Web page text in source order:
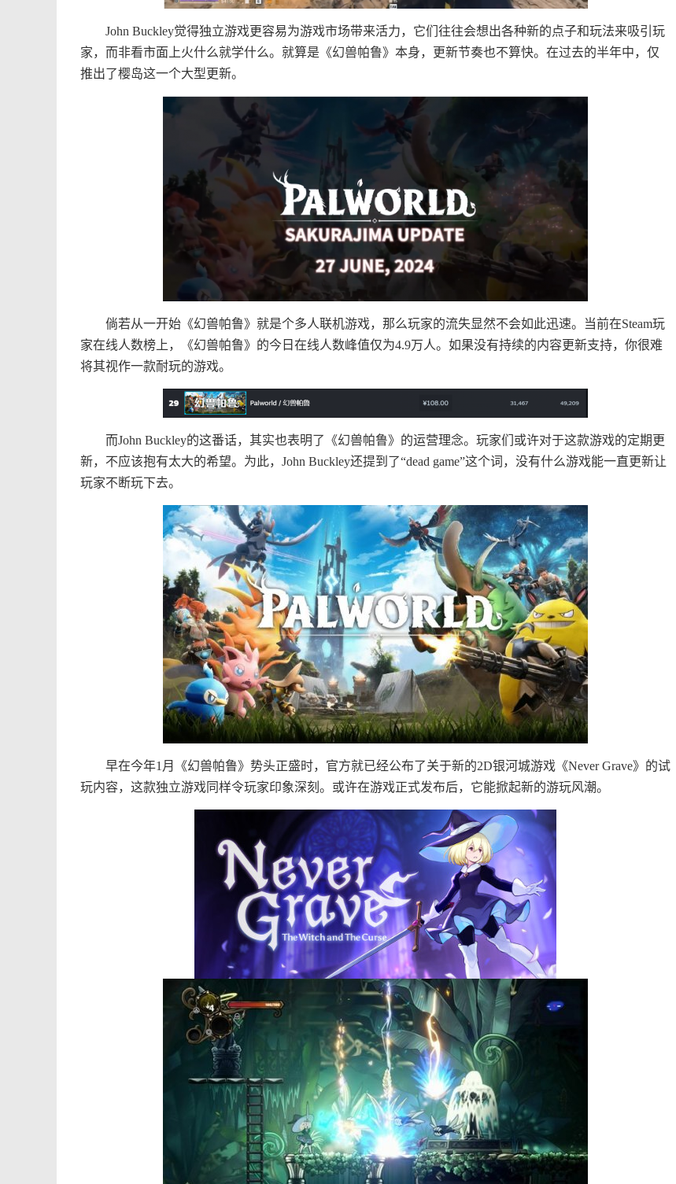
John Buckley觉得独立游戏更容易为游戏市场带来活力，它们往往会想出各种新的点子和玩法来吸引玩
家，而非看市面上火什么就学什么。就算是《幻兽帕鲁》本身，更新节奏也不算快。在过去的半年中，仅
推出了樱岛这一个大型更新。
倘若从一开始《幻兽帕鲁》就是个多人联机游戏，那么玩家的流失显然不会如此迅速。当前在Steam玩
家在线人数榜上，《幻兽帕鲁》的今日在线人数峰值仅为4.9万人。如果没有持续的内容更新支持，你很难
将其视作一款耐玩的游戏。
而John Buckley的这番话，其实也表明了《幻兽帕鲁》的运营理念。玩家们或许对于这款游戏的定期更
新，不应该抱有太大的希望。为此，John Buckley还提到了“dead game”这个词，没有什么游戏能一直更新让
玩家不断玩下去。
早在今年1月《幻兽帕鲁》势头正盛时，官方就已经公布了关于新的2D银河城游戏《Never Grave》的试
玩内容，这款独立游戏同样令玩家印象深刻。或许在游戏正式发布后，它能掀起新的游玩风潮。